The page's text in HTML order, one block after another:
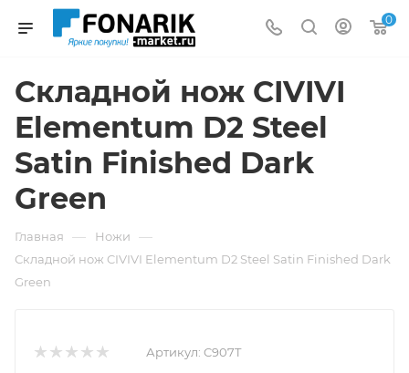
0
Складной нож CIVIVI
Elementum D2 Steel
Satin Finished Dark
Green
Главная — Ножи —
Складной нож CIVIVI Elementum D2 Steel Satin Finished Dark
Green
Артикул: C907T